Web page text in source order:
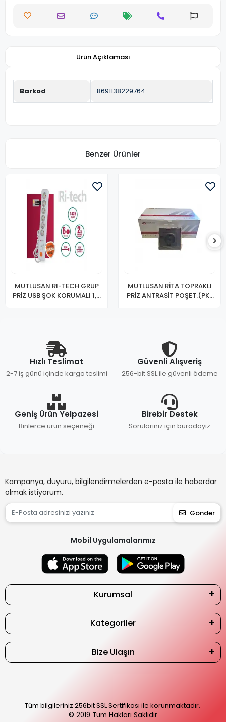
Ürün Açıklaması
Barkod 8691138229764
Benzer Ürünler
MUTLUSAN RI-TECH GRUP
PRİZ USB ŞOK KORUMALI 1,5
MUTLUSAN RİTA TOPRAKLI
PRİZ ANTRASİT POŞET.(PK-
Hızlı Teslimat
2-7 iş günü içinde kargo teslimi
Güvenli Alışveriş
256-bit SSL ile güvenli ödeme
Geniş Ürün Yelpazesi
Binlerce ürün seçeneği
Birebir Destek
Sorularınız için buradayız
Kampanya, duyuru, bilgilendirmelerden e-posta ile haberdar
olmak istiyorum.
Gönder
Mobil Uygulamalarımız
Kurumsal
Kategoriler
Bize Ulaşın
Tüm bilgileriniz 256bit SSL Sertifikası ile korunmaktadır.
© 2019 Tüm Hakları Saklıdır